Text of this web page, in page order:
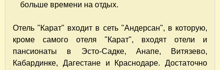
больше времени на отдых.
Отель "Карат" входит в сеть "Андерсан", в которую,
кроме самого отеля "Карат", входят отели и
пансионаты в Эсто-Садке, Анапе, Витязево,
Кабардинке, Дагестане и Краснодаре. Достаточно